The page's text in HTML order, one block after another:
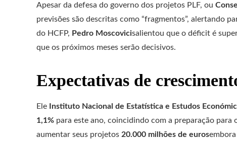
Apesar da defesa do governo dos projetos PLF, ou
previsões são descritas como “fragmentos”, alertando
do HCFP, Pedro Moscovicisalientou que o déficit é
que os próximos meses serão decisivos.
Expectativas de
Ele Instituto Nacional de Estatística e Estudos
1,1% para este ano, coincidindo com a preparação
aumentar seus projetos 20.000 milhões de euros